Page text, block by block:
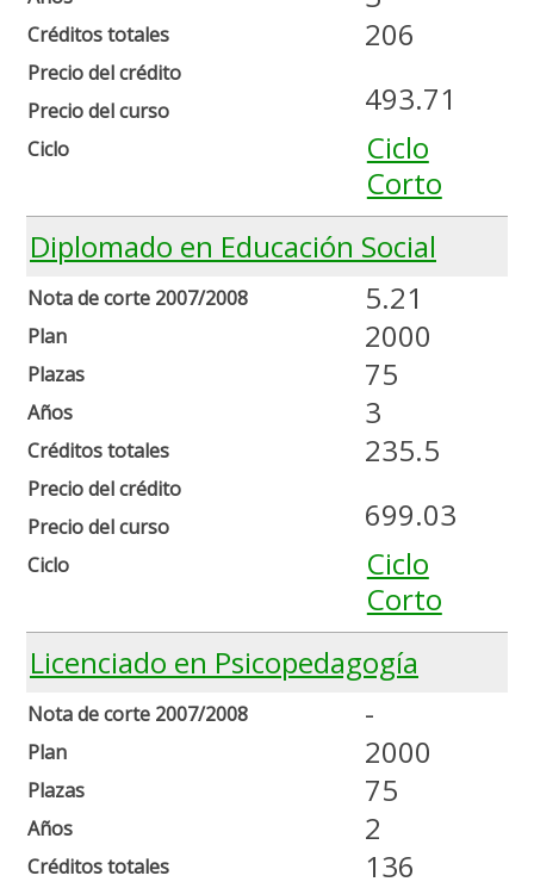
Créditos totales
Precio del crédito
Precio del curso
Ciclo
206
493.71
Ciclo
Corto
Diplomado en Educación Social
Nota de corte 2007/2008
Plan
Plazas
Años
Créditos totales
Precio del crédito
Precio del curso
Ciclo
5.21
2000
75
3
235.5
699.03
Ciclo
Corto
Licenciado en Psicopedagogía
Nota de corte 2007/2008
Plan
Plazas
Años
Créditos totales
-
2000
75
2
136